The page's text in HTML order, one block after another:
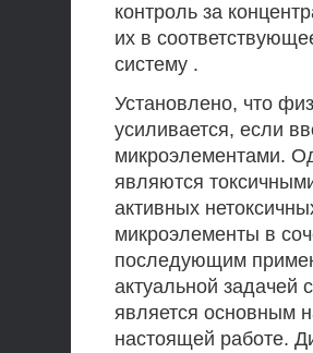
контроль за
их в
систему .
Установлено, что
усиливается, если
микроэлементами.
являются
активных
микроэлементы в
последующим
актуальной задачей
является основным
настоящей работе.